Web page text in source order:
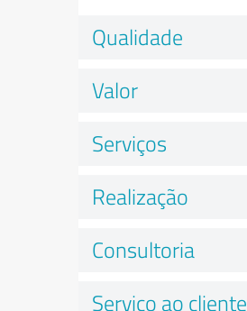
Qualidade
Valor
Serviços
Realização
Consultoria
Serviço ao cliente